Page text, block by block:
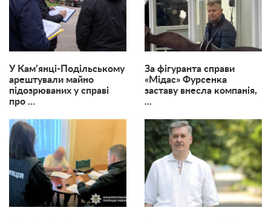
У Кам’янці-Подільському
арештували майно
підозрюваних у справі
про ...
За фігуранта справи
«Мідас» Фурсенка
заставу внесла компанія,
...